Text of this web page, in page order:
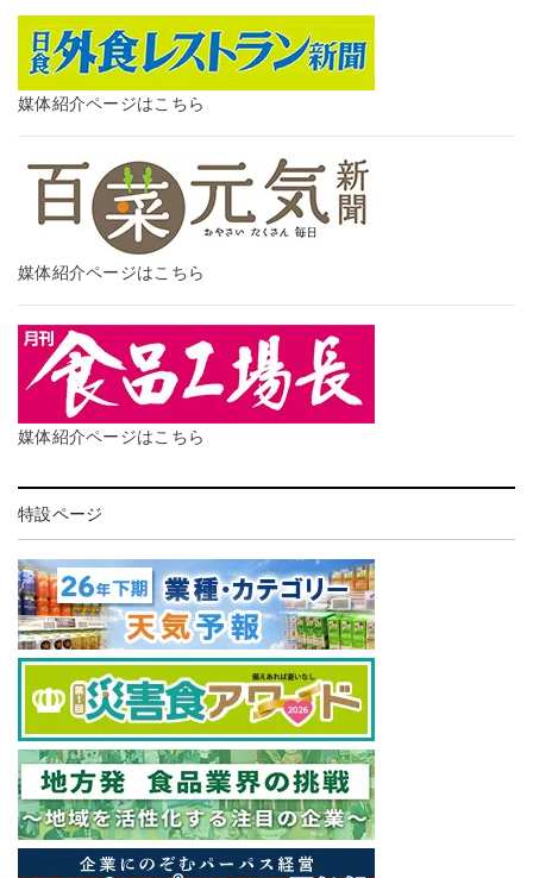
媒体紹介ページはこちら
媒体紹介ページはこちら
媒体紹介ページはこちら
特設ページ